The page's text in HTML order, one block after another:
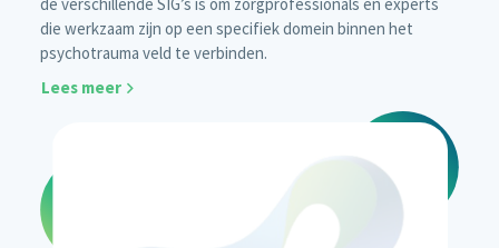
die werkzaam zijn op een specifiek domein binnen het
psychotrauma veld te verbinden.
Lees meer